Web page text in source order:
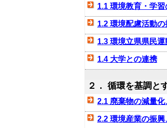
1.1 環境教育・学習
1.2 環境配慮活動の
1.3 環境立県県民運
1.4 大学との連携
２． 循環を基調と
2.1 廃棄物の減量
2.2 環境産業の振